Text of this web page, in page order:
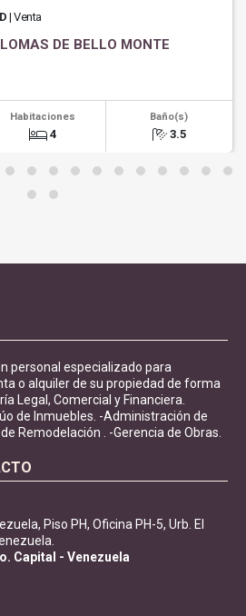
| Venta
DE BELLO MONTE
Habitaciones
4
Baño(s)
3.5
personal especializado para
o alquiler de su propiedad de forma
Legal, Comercial y Financiera.
de Inmuebles. -Administración de
Remodelación . -Gerencia de Obras.
Piso PH, Oficina PH-5, Urb. El
Capital - Venezuela